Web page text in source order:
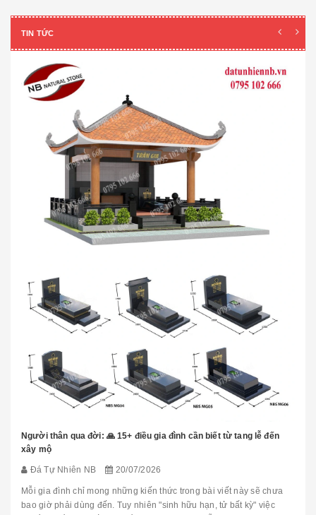
TIN TỨC
Người thân qua đời: 🙏 15+ điều gia đình cần biết từ tang lễ đến
xây mộ
Đá Tự Nhiên NB 20/07/2026
Mỗi gia đình chỉ mong những kiến thức trong bài viết này sẽ chưa
bao giờ phải dùng đến. Tuy nhiên "sinh hữu hạn, tử bất kỳ" việc